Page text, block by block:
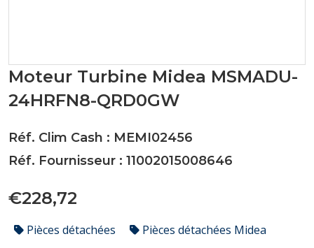
Moteur Turbine Midea MSMADU-
24HRFN8-QRD0GW
Réf. Clim Cash : MEMI02456
Réf. Fournisseur : 11002015008646
€228,72
Pièces détachées Pièces détachées Midea